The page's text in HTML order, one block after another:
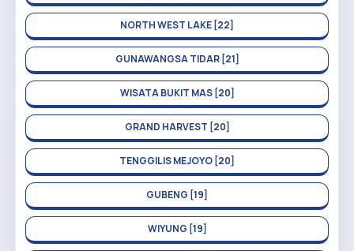
NORTH WEST LAKE [22]
GUNAWANGSA TIDAR [21]
WISATA BUKIT MAS [20]
GRAND HARVEST [20]
TENGGILIS MEJOYO [20]
GUBENG [19]
WIYUNG [19]